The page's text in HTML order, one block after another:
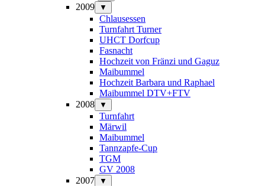
2009 ▼
Chlausessen
Turnfahrt Turner
UHCT Dorfcup
Fasnacht
Hochzeit von Fränzi und Gaguz
Maibummel
Hochzeit Barbara und Raphael
Maibummel DTV+FTV
2008
▼
Turnfahrt
Märwil
Maibummel
Tannzapfe-Cup
TGM
GV 2008
2007
▼